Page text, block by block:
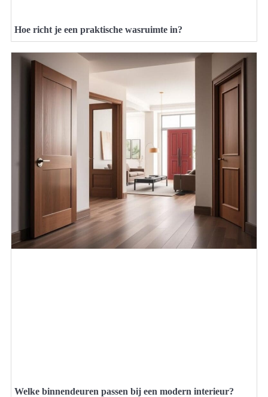
Hoe richt je een praktische wasruimte in?
Welke binnendeuren passen bij een modern interieur?